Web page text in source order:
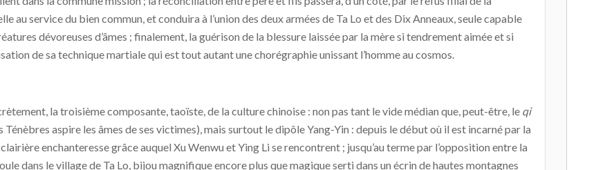
au service du bien commun, et conduira à l’union des deux armées de Ta Lo et des Dix Anneaux, seule capable
dévoreuses d’âmes ; finalement, la guérison de la blessure laissée par la mère si tendrement aimée et si
de sa technique martiale qui est tout autant une chorégraphie unissant l’homme au cosmos.
la troisième composante, taoïste, de la culture chinoise : non pas tant le vide médian que, peut-être, le qi
aspire les âmes de ses victimes), mais surtout le dipôle Yang-Yin : depuis le début où il est incarné par la
enchanteresse grâce auquel Xu Wenwu et Ying Li se rencontrent ; jusqu’au terme par l’opposition entre la
dans le village de Ta Lo, bijou magnifique encore plus que magique serti dans un écrin de hautes montagnes